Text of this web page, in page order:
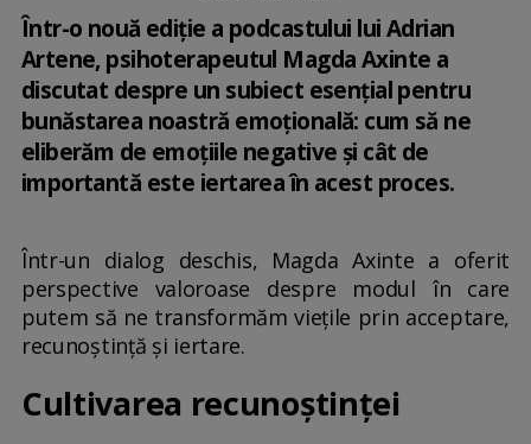
Într-o nouă ediție a podcastului lui Adrian
Artene, psihoterapeutul Magda Axinte a
discutat despre un subiect esențial pentru
bunăstarea noastră emoțională: cum să ne
eliberăm de emoțiile negative și cât de
importantă este iertarea în acest proces.
Într-un dialog deschis, Magda Axinte a oferit
perspective valoroase despre modul în care
putem să ne transformăm viețile prin acceptare,
recunoștință și iertare.
Cultivarea recunoștinței